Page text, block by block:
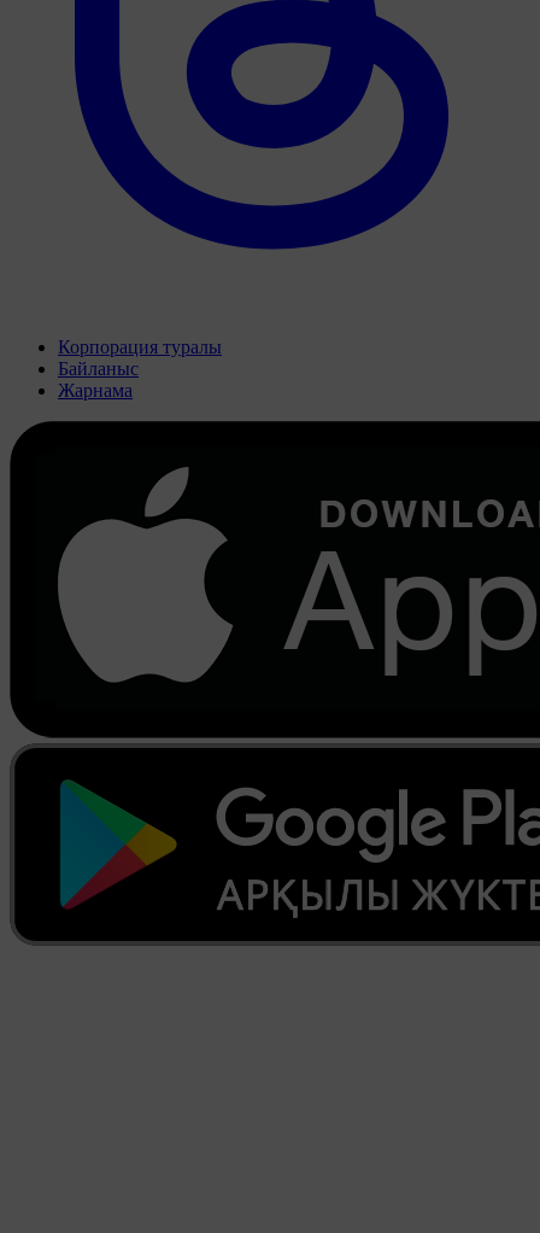
Корпорация туралы
Байланыс
Жарнама